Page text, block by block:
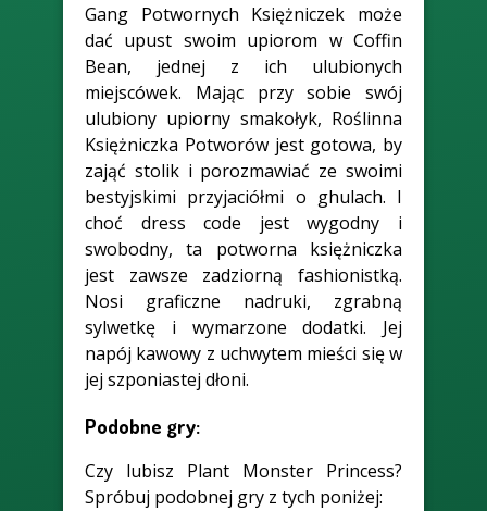
Gang Potwornych Księżniczek może
dać upust swoim upiorom w Coffin
Bean, jednej z ich ulubionych
miejscówek. Mając przy sobie swój
ulubiony upiorny smakołyk, Roślinna
Księżniczka Potworów jest gotowa, by
zająć stolik i porozmawiać ze swoimi
bestyjskimi przyjaciółmi o ghulach. I
choć dress code jest wygodny i
swobodny, ta potworna księżniczka
jest zawsze zadziorną fashionistką.
Nosi graficzne nadruki, zgrabną
sylwetkę i wymarzone dodatki. Jej
napój kawowy z uchwytem mieści się w
jej szponiastej dłoni.
Podobne gry:
Czy lubisz Plant Monster Princess?
Spróbuj podobnej gry z tych poniżej: